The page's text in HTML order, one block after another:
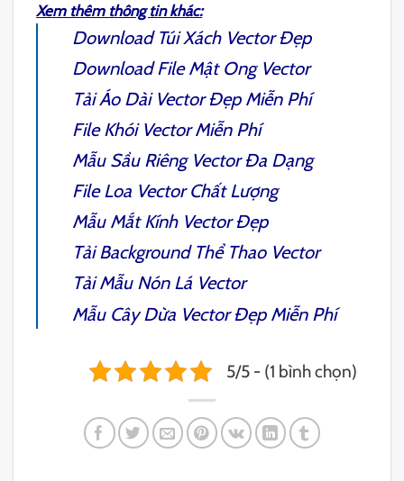
Xem thêm thông tin khác:
Download Túi Xách VectorĐẹp
Download FileMật Ong Vector
TảiÁo Dài VectorĐẹp Miễn Phí
FileKhói VectorMiễn Phí
Mẫu Sầu Riêng VectorĐa Dạng
FileLoa VectorChất Lượng
Mẫu Mắt Kính VectorĐẹp
TảiBackground Thể Thao Vector
Tải Mẫu Nón Lá Vector
Mẫu Cây Dừa VectorĐẹp Miễn Phí
5/5 - (1 bình chọn)